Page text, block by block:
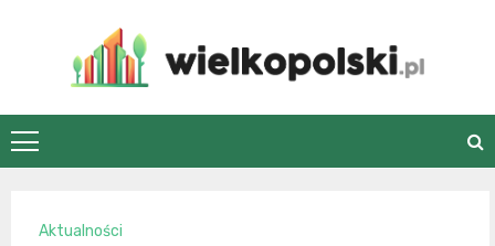
wielkopolski.pl
Aktualności